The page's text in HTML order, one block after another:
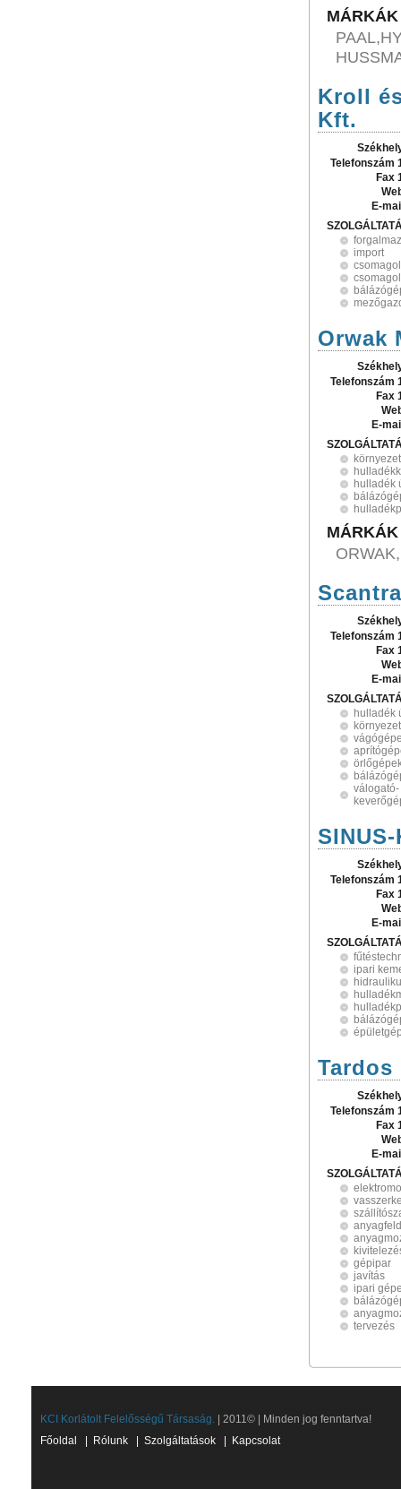
MÁRKÁK
Kroll
Kft.
Telefonszám
Fax
E-
import
Orwak
Telefonszám
Fax
E-
hulladék
MÁRKÁK
Telefonszám
Fax
E-
hulladék
Telefonszám
Fax
E-
ipari
Tardos
Telefonszám
Fax
E-
gépipar
javítás
ipari
tervezés
KCI Korlátolt Felelősségű Társaság. | 2011© | Minden jog fenntartva!
Főoldal
Rólunk Szolgáltatások Kapcsolat